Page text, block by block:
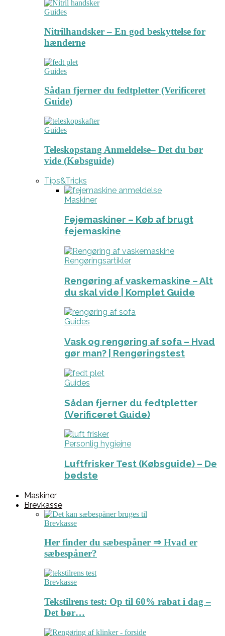
Guides
Nitrilhandsker – En god beskyttelse for
hænderne
Guides
Sådan fjerner du fedtpletter (Verificeret
Guide)
Guides
Teleskopstang Anmeldelse– Det du bør
vide (Købsguide)
Tips&Tricks
Maskiner
Fejemaskiner – Køb af brugt
fejemaskine
Rengøringsartikler
Rengøring af vaskemaskine – Alt
du skal vide | Komplet Guide
Guides
Vask og rengøring af sofa – Hvad
gør man? | Rengøringstest
Guides
Sådan fjerner du fedtpletter
(Verificeret Guide)
Personlig hygiejne
Luftfrisker Test (Købsguide) – De
bedste
Maskiner
Brevkasse
Brevkasse
Her finder du sæbespåner ⇒ Hvad er
sæbespåner?
Brevkasse
Tekstilrens test: Op til 60% rabat i dag –
Det bør…